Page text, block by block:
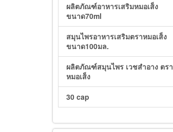
ผลิตภัณฑ์อาหารเสริมหมอเส็ง
ขนาด70ml
สมุนไพรอาหารเสริมตราหมอเส็ง
ขนาด100มล.
ผลิตภัณฑ์สมุนไพร เวชสำอาง ตรา
หมอเส็ง
30 cap